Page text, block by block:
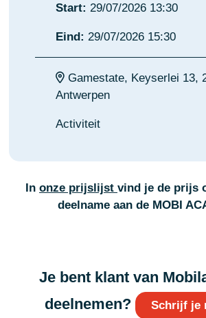
Start: 29/07/2026 13:30
Eind: 29/07/2026 15:30
Gamestate, Keyserlei 13,
Antwerpen
Activiteit
In onze prijslijst vind je de prijs
deelname aan de MOBI
Je bent klant van
deelnemen?
Schrijf je